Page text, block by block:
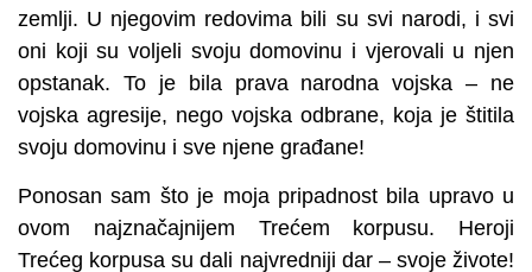
zemlji. U njegovim redovima bili su svi narodi, i svi
oni koji su voljeli svoju domovinu i vjerovali u njen
opstanak. To je bila prava narodna vojska – ne
vojska agresije, nego vojska odbrane, koja je štitila
svoju domovinu i sve njene građane!
Ponosan sam što je moja pripadnost bila upravo u
ovom najznačajnijem Trećem korpusu. Heroji
Trećeg korpusa su dali najvredniji dar – svoje živote!